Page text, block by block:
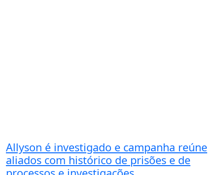
Allyson é investigado e campanha reúne
aliados com histórico de prisões e de